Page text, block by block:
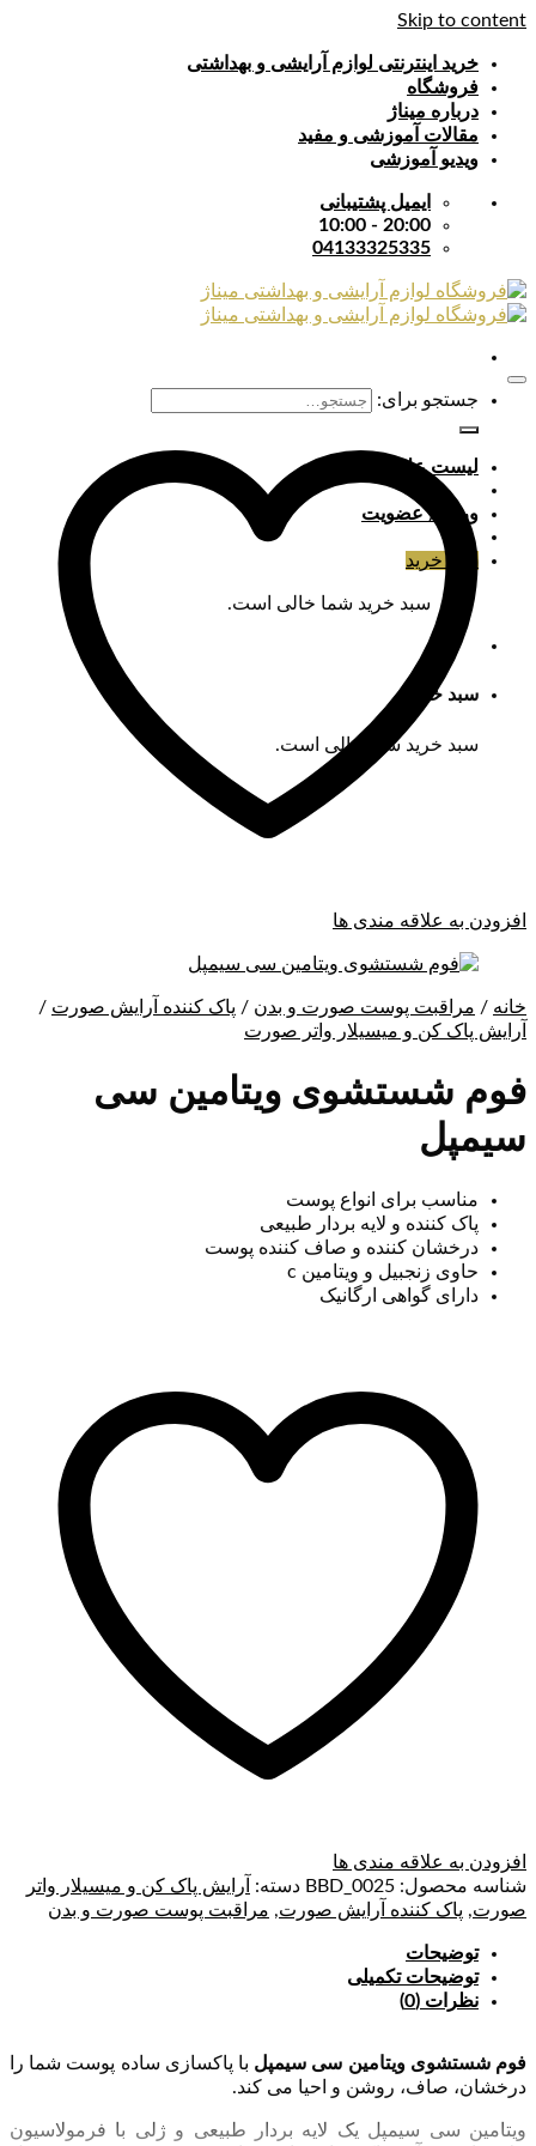
Skip to content
خرید اینترنتی لوازم آرایشی و بهداشتی
فروشگاه
درباره میناژ
مقالات آموزشی و مفید
ویدیو آموزشی
ایمیل پشتیبانی
20:00 - 10:00
04133325335
جستجو برای:
لیست علایق
ورود / عضویت
سبد خرید
سبد خرید شما خالی است.
سبد خرید
سبد خرید شما خالی است.
افزودن به علاقه مندی ها
خانه / مراقبت پوست صورت و بدن / پاک کننده آرایش صورت /
آرایش پاک کن و میسیلار واتر صورت
فوم شستشوی ویتامین سی
سیمپل
مناسب برای انواع پوست
پاک کننده و لایه بردار طبیعی
درخشان کننده و صاف کننده پوست
حاوی زنجبیل و ویتامین c
دارای گواهی ارگانیک
افزودن به علاقه مندی ها
شناسه محصول: BBD_0025 دسته:
آرایش پاک کن و میسیلار واتر
صورت, پاک کننده آرایش صورت, مراقبت پوست صورت و بدن
توضیحات
توضیحات تکمیلی
نظرات (0)
فوم شستشوی ویتامین سی سیمپل با پاکسازی ساده پوست شما را
درخشان، صاف، روشن و احیا می کند.
ویتامین سی سیمپل یک لایه بردار طبیعی و ژلی با فرمولاسیون